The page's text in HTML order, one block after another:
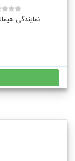
نمایندگی